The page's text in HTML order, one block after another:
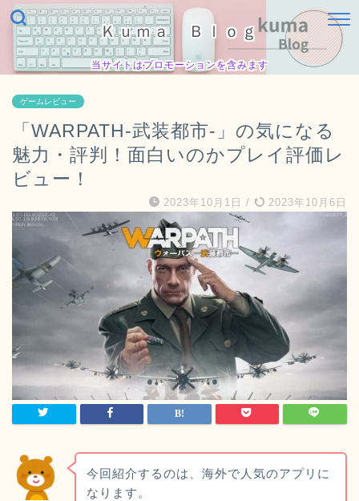
Ｋｕｍａ Ｂｌｏｇ
当サイトはプロモーションを含みます
ゲームレビュー
「WARPATH‐武装都市‐」の気になる
魅力・評判！面白いのかプレイ評価レ
ビュー！
2023年10月1日 / 2023年10月6日
今回紹介するのは、海外で人気のアプリに
なります。